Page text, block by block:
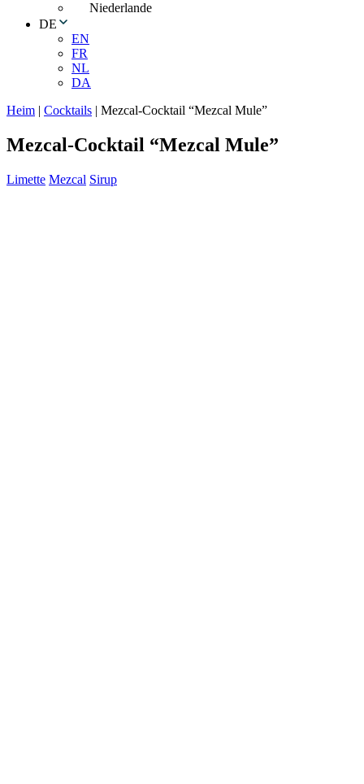
Niederlande
DE
EN
FR
NL
DA
Heim | Cocktails | Mezcal-Cocktail “Mezcal Mule”
Mezcal-Cocktail “Mezcal Mule”
Limette Mezcal Sirup